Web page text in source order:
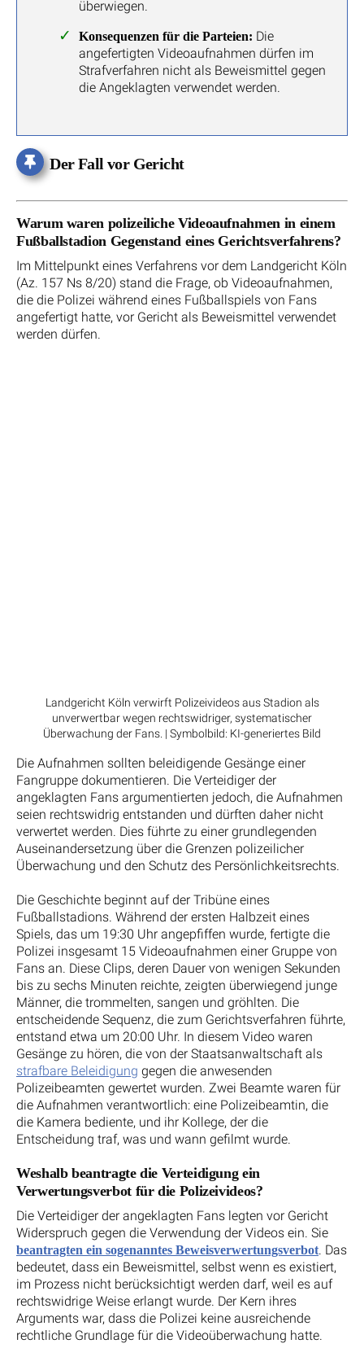
überwiegen.
Konsequenzen für die Parteien: Die
angefertigten Videoaufnahmen dürfen im
Strafverfahren nicht als Beweismittel gegen
die Angeklagten verwendet werden.
Der Fall vor Gericht
Warum waren polizeiliche Videoaufnahmen in einem
Fußballstadion Gegenstand eines Gerichtsverfahrens?
Im Mittelpunkt eines Verfahrens vor dem Landgericht Köln
(Az. 157 Ns 8/20) stand die Frage, ob Videoaufnahmen,
die die Polizei während eines Fußballspiels von Fans
angefertigt hatte, vor Gericht als Beweismittel verwendet
werden dürfen.
Landgericht Köln verwirft Polizeivideos aus Stadion als
unverwertbar wegen rechtswidriger, systematischer
Überwachung der Fans. | Symbolbild: KI-generiertes Bild
Die Aufnahmen sollten beleidigende Gesänge einer
Fangruppe dokumentieren. Die Verteidiger der
angeklagten Fans argumentierten jedoch, die Aufnahmen
seien rechtswidrig entstanden und dürften daher nicht
verwertet werden. Dies führte zu einer grundlegenden
Auseinandersetzung über die Grenzen polizeilicher
Überwachung und den Schutz des Persönlichkeitsrechts.
Die Geschichte beginnt auf der Tribüne eines
Fußballstadions. Während der ersten Halbzeit eines
Spiels, das um 19:30 Uhr angepfiffen wurde, fertigte die
Polizei insgesamt 15 Videoaufnahmen einer Gruppe von
Fans an. Diese Clips, deren Dauer von wenigen Sekunden
bis zu sechs Minuten reichte, zeigten überwiegend junge
Männer, die trommelten, sangen und gröhlten. Die
entscheidende Sequenz, die zum Gerichtsverfahren führte,
entstand etwa um 20:00 Uhr. In diesem Video waren
Gesänge zu hören, die von der Staatsanwaltschaft als
strafbare Beleidigung gegen die anwesenden
Polizeibeamten gewertet wurden. Zwei Beamte waren für
die Aufnahmen verantwortlich: eine Polizeibeamtin, die
die Kamera bediente, und ihr Kollege, der die
Entscheidung traf, was und wann gefilmt wurde.
Weshalb beantragte die Verteidigung ein
Verwertungsverbot für die Polizeivideos?
Die Verteidiger der angeklagten Fans legten vor Gericht
Widerspruch gegen die Verwendung der Videos ein. Sie
beantragten ein sogenanntes Beweisverwertungsverbot. Das
bedeutet, dass ein Beweismittel, selbst wenn es existiert,
im Prozess nicht berücksichtigt werden darf, weil es auf
rechtswidrige Weise erlangt wurde. Der Kern ihres
Arguments war, dass die Polizei keine ausreichende
rechtliche Grundlage für die Videoüberwachung hatte.